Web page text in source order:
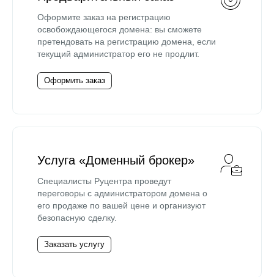
Оформите заказ на регистрацию
освобождающегося домена: вы сможете
претендовать на регистрацию домена, если
текущий администратор его не продлит.
Оформить заказ
Услуга «Доменный брокер»
Специалисты Руцентра проведут
переговоры с администратором домена о
его продаже по вашей цене и организуют
безопасную сделку.
Заказать услугу